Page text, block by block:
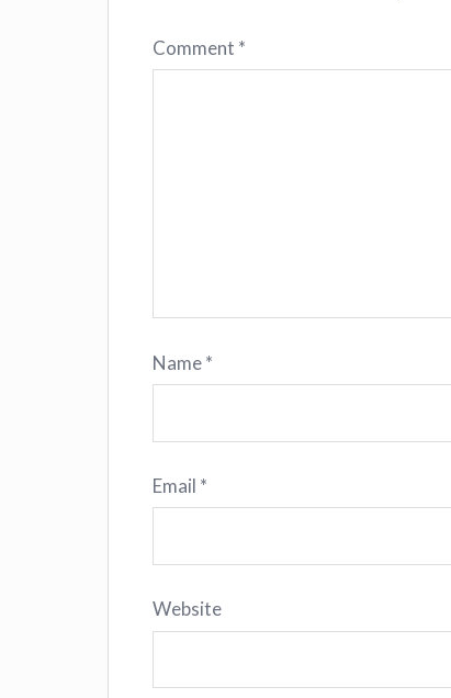
Comment *
Name*
Email *
Website